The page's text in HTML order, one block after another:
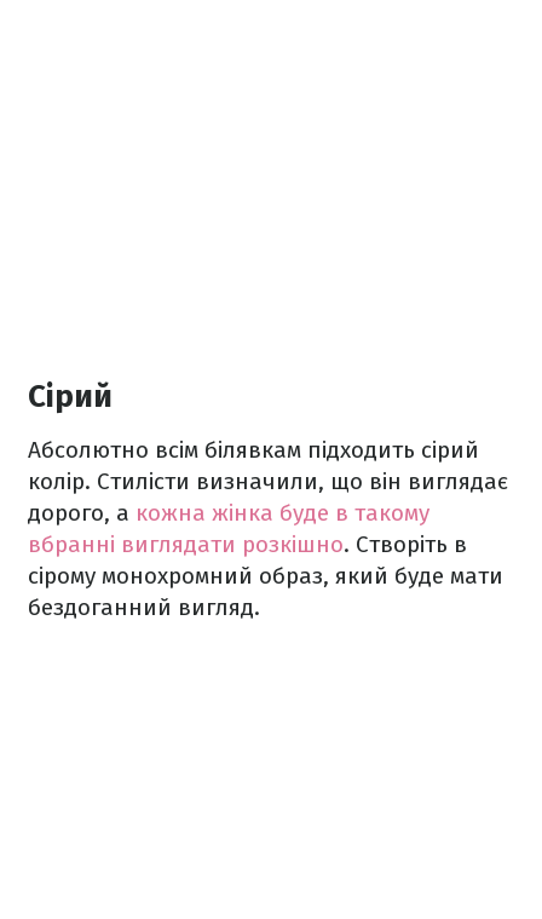
Сірий
Абсолютно всім білявкам підходить сірий
колір. Стилісти визначили, що він виглядає
дорого, а кожна жінка буде в такому
вбранні виглядати розкішно. Створіть в
сірому монохромний образ, який буде мати
бездоганний вигляд.